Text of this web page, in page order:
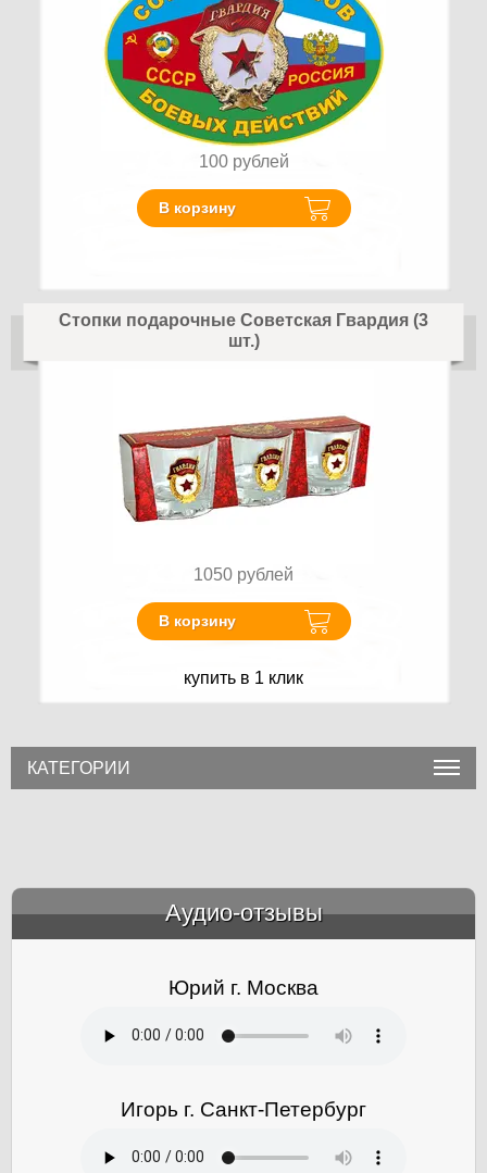
100 рублей
В корзину
Стопки подарочные Советская Гвардия (3
шт.)
1050 рублей
В корзину
купить в 1 клик
КАТЕГОРИИ
Аудио-отзывы
Юрий г. Москва
Игорь г. Санкт-Петербург